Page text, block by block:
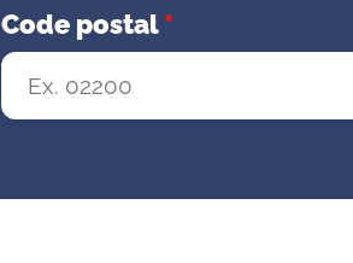
Code postal*